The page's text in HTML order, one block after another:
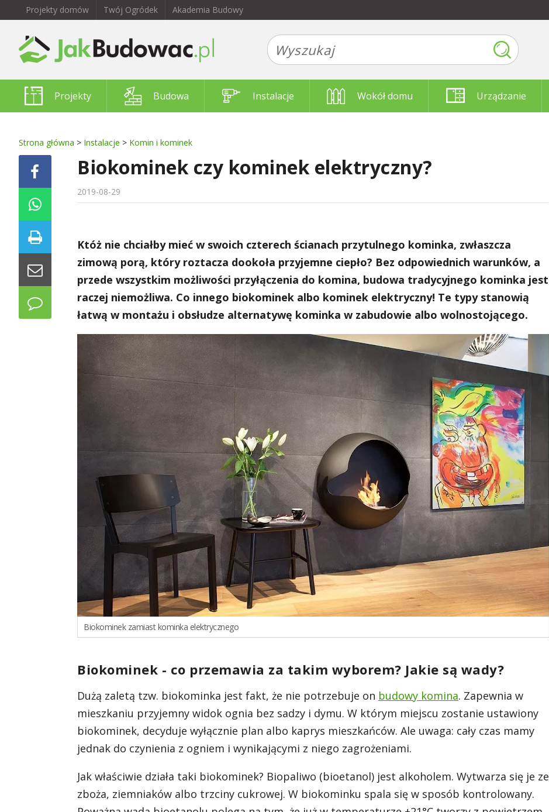
Projekty domów Twój Ogródek Akademia Budowy
Projekty Budowa Instalacje Wokół domu Urządzanie
Strona główna > Instalacje > Komin i kominek
Biokominek czy kominek elektryczny?
2019-08-29
Któż nie chciałby mieć w swoich czterech ścianach przytulnego kominka, zwłaszcza
zimową porą, który roztacza dookoła przyjemne ciepło? Bez odpowiednich warunków, a
przede wszystkim możliwości przyłączenia do komina, budowa tradycyjnego kominka jest
raczej niemożliwa. Co innego biokominek albo kominek elektryczny! Te typy stanowią
łatwą w montażu i obsłudze alternatywę kominka w zabudowie albo wolnostojącego.
Biokominek zamiast kominka elektrycznego
Biokominek - co przemawia za takim wyborem? Jakie są wady?
Dużą zaletą tzw. biokominka jest fakt, że nie potrzebuje on budowy komina. Zapewnia w
mieszkaniu przyjemny widok ognia bez sadzy i dymu. W którym miejscu zostanie ustawiony
biokominek, decyduje wyłącznie plan albo kaprys mieszkańców. Ale uwaga: cały czas mamy
jednak do czynienia z ogniem i wynikającymi z niego zagrożeniami.
Jak właściwie działa taki biokominek? Biopaliwo (bioetanol) jest alkoholem. Wytwarza się je ze
zboża, ziemniaków albo trzciny cukrowej. W biokominku spala się w sposób kontrolowany.